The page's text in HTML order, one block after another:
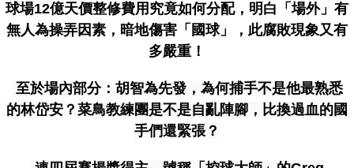
球場12億天價整修費用究竟如何分配，明白「場外」有
無人為操弄因素，暗地傷害「國球」，此腐敗現象又有
多嚴重！
至於場內部分：胡智為先發，為何捕手不是他最熟悉
的林岱安？菜鳥教練團是不是自亂陣腳，比換過血的國
手們還緊張？